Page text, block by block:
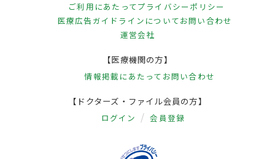
ご利用にあたってプライバシーポリシー
医療広告ガイドラインについてお問い合わせ
運営会社
【医療機関の方】
情報掲載にあたって お問い合わせ
【ドクターズ・ファイル会員の方】
ログイン 会員登録